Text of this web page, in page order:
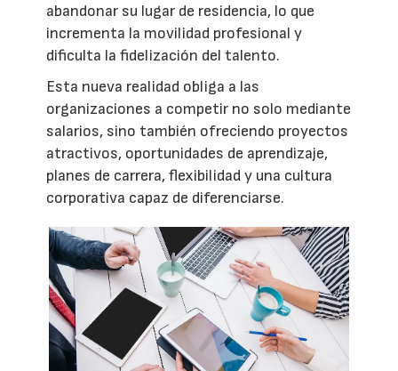
abandonar su lugar de residencia, lo que
incrementa la movilidad profesional y
dificulta la fidelización del talento.
Esta nueva realidad obliga a las
organizaciones a competir no solo mediante
salarios, sino también ofreciendo proyectos
atractivos, oportunidades de aprendizaje,
planes de carrera, flexibilidad y una cultura
corporativa capaz de diferenciarse.